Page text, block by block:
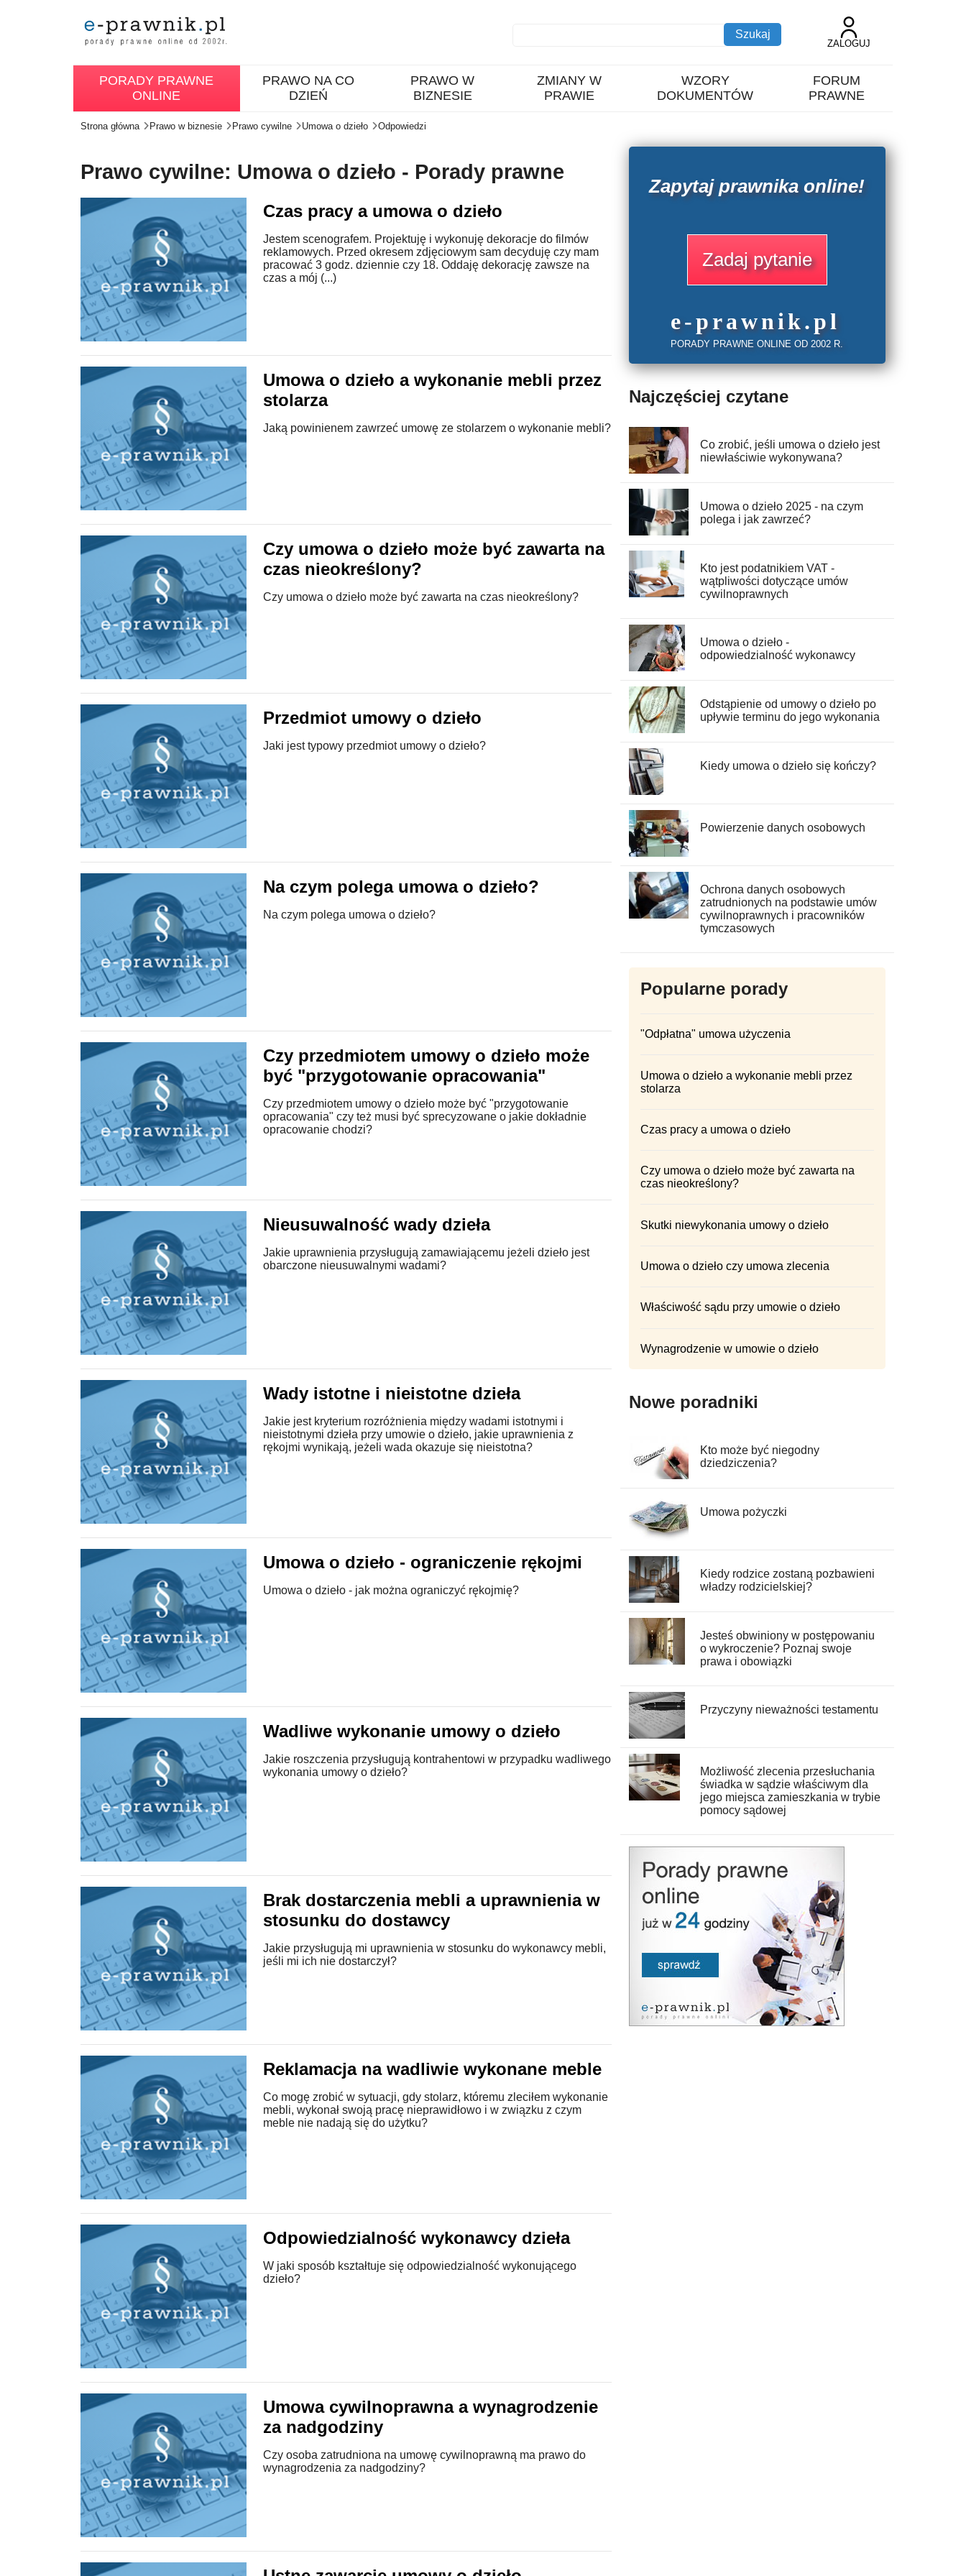
ZALOGUJ
PORADY PRAWNE
ONLINE
PRAWO NA CO
DZIEŃ
PRAWO W
BIZNESIE
ZMIANY W
PRAWIE
WZORY
DOKUMENTÓW
FORUM
PRAWNE
Strona główna Prawo w biznesie Prawo cywilne Umowa o dzieło Odpowiedzi
Prawo cywilne: Umowa o dzieło - Porady prawne
Czas pracy a umowa o dzieło
Jestem scenografem. Projektuję i wykonuję dekoracje do filmów
reklamowych. Przed okresem zdjęciowym sam decyduję czy mam
pracować 3 godz. dziennie czy 18. Oddaję dekorację zawsze na
czas a mój (...)
Umowa o dzieło a wykonanie mebli przez
stolarza
Jaką powinienem zawrzeć umowę ze stolarzem o wykonanie mebli?
Czy umowa o dzieło może być zawarta na
czas nieokreślony?
Czy umowa o dzieło może być zawarta na czas nieokreślony?
Przedmiot umowy o dzieło
Jaki jest typowy przedmiot umowy o dzieło?
Na czym polega umowa o dzieło?
Na czym polega umowa o dzieło?
Czy przedmiotem umowy o dzieło może
być "przygotowanie opracowania"
Czy przedmiotem umowy o dzieło może być "przygotowanie
opracowania" czy też musi być sprecyzowane o jakie dokładnie
opracowanie chodzi?
Nieusuwalność wady dzieła
Jakie uprawnienia przysługują zamawiającemu jeżeli dzieło jest
obarczone nieusuwalnymi wadami?
Wady istotne i nieistotne dzieła
Jakie jest kryterium rozróżnienia między wadami istotnymi i
nieistotnymi dzieła przy umowie o dzieło, jakie uprawnienia z
rękojmi wynikają, jeżeli wada okazuje się nieistotna?
Umowa o dzieło - ograniczenie rękojmi
Umowa o dzieło - jak można ograniczyć rękojmię?
Wadliwe wykonanie umowy o dzieło
Jakie roszczenia przysługują kontrahentowi w przypadku wadliwego
wykonania umowy o dzieło?
Brak dostarczenia mebli a uprawnienia w
stosunku do dostawcy
Jakie przysługują mi uprawnienia w stosunku do wykonawcy mebli,
jeśli mi ich nie dostarczył?
Reklamacja na wadliwie wykonane meble
Co mogę zrobić w sytuacji, gdy stolarz, któremu zleciłem wykonanie
mebli, wykonał swoją pracę nieprawidłowo i w związku z czym
meble nie nadają się do użytku?
Odpowiedzialność wykonawcy dzieła
W jaki sposób kształtuje się odpowiedzialność wykonującego
dzieło?
Umowa cywilnoprawna a wynagrodzenie
za nadgodziny
Czy osoba zatrudniona na umowę cywilnoprawną ma prawo do
wynagrodzenia za nadgodziny?
Zapytaj prawnika online!
Zadaj pytanie
e-prawnik.pl
PORADY PRAWNE ONLINE OD 2002 R.
Najczęściej czytane
Co zrobić, jeśli umowa o dzieło jest
niewłaściwie wykonywana?
Umowa o dzieło 2025 - na czym
polega i jak zawrzeć?
Kto jest podatnikiem VAT -
wątpliwości dotyczące umów
cywilnoprawnych
Umowa o dzieło -
odpowiedzialność wykonawcy
Odstąpienie od umowy o dzieło po
upływie terminu do jego wykonania
Kiedy umowa o dzieło się kończy?
Powierzenie danych osobowych
Ochrona danych osobowych
zatrudnionych na podstawie umów
cywilnoprawnych i pracowników
tymczasowych
Popularne porady
"Odpłatna" umowa użyczenia
Umowa o dzieło a wykonanie mebli przez
stolarza
Czas pracy a umowa o dzieło
Czy umowa o dzieło może być zawarta na
czas nieokreślony?
Skutki niewykonania umowy o dzieło
Umowa o dzieło czy umowa zlecenia
Właściwość sądu przy umowie o dzieło
Wynagrodzenie w umowie o dzieło
Nowe poradniki
Kto może być niegodny
dziedziczenia?
Umowa pożyczki
Kiedy rodzice zostaną pozbawieni
władzy rodzicielskiej?
Jesteś obwiniony w postępowaniu
o wykroczenie? Poznaj swoje
prawa i obowiązki
Przyczyny nieważności testamentu
Możliwość zlecenia przesłuchania
świadka w sądzie właściwym dla
jego miejsca zamieszkania w trybie
pomocy sądowej